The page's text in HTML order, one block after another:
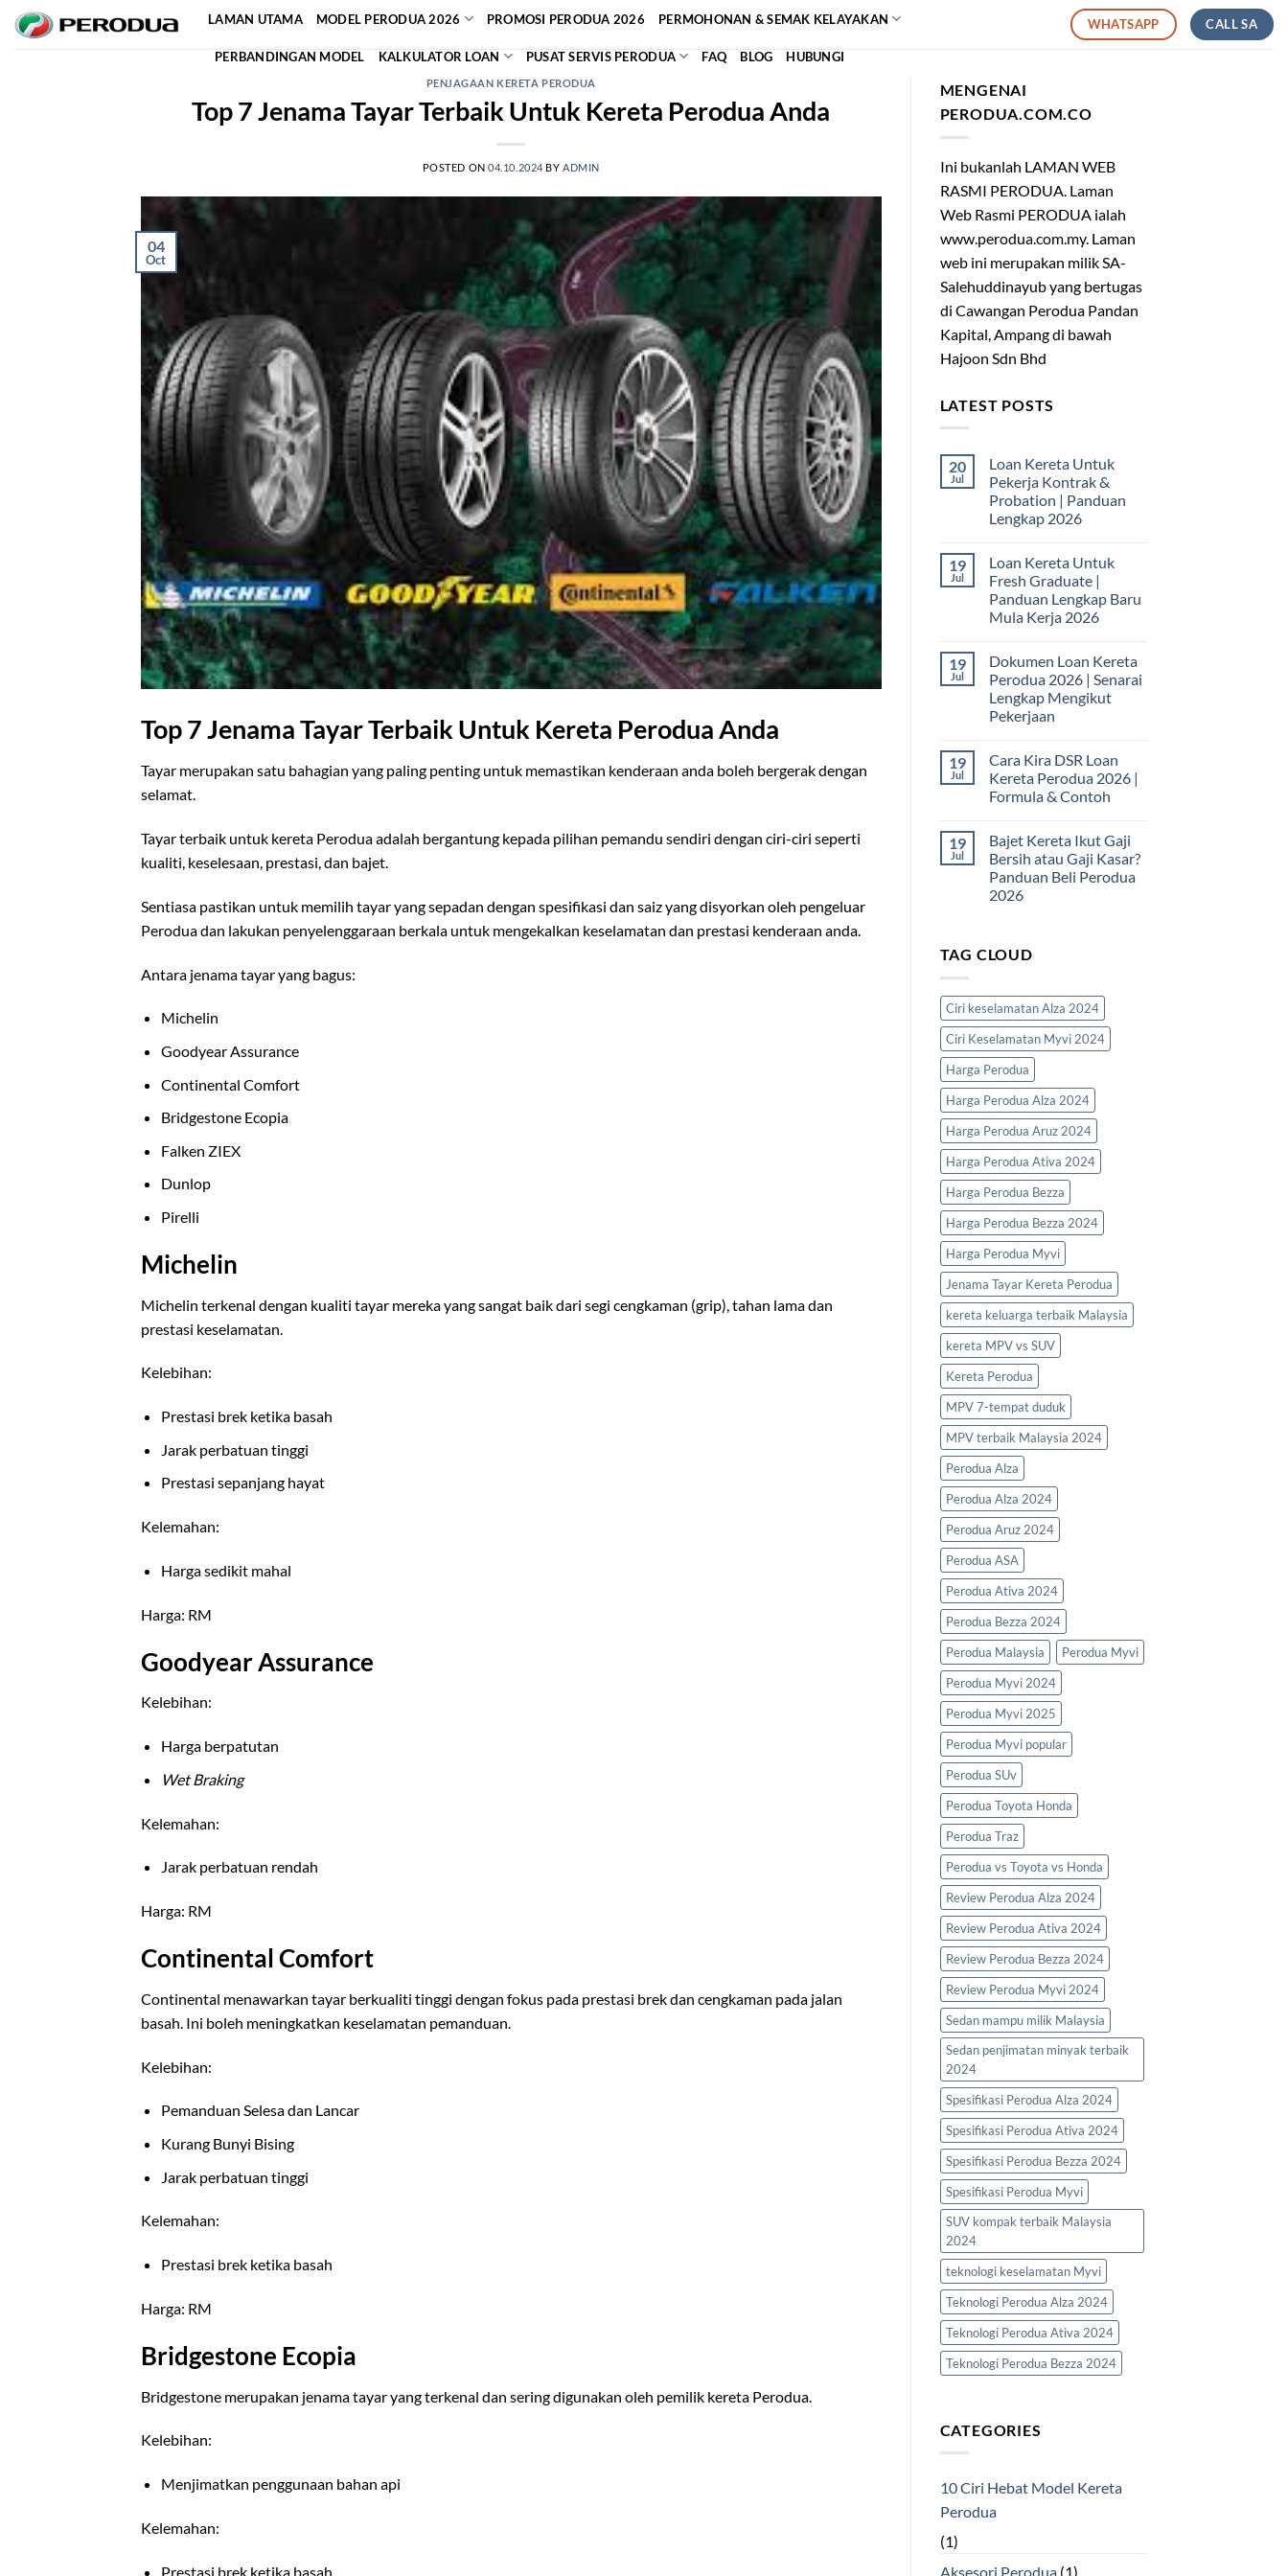
Skip
LAMAN UTAMA MODEL PERODUA 2026 PROMOSI PERODUA 2026 PERMOHONAN & SEMAK KELAYAKAN
PERBANDINGAN MODEL KALKULATOR LOAN PUSAT SERVIS PERODUA FAQ BLOG HUBUNGI
WHATSAPP CALL SA
PENJAGAAN KERETA PERODUA
Top 7 Jenama Tayar Terbaik Untuk Kereta Perodua Anda
POSTED ON04.10.2024 BY ADMIN
04
Oct
Top 7 Jenama Tayar Terbaik Untuk Kereta Perodua Anda
Tayar merupakan satu bahagian yang paling penting untuk memastikan kenderaan anda boleh bergerak dengan
selamat.
Tayar terbaik untuk kereta Perodua adalah bergantung kepada pilihan pemandu sendiri dengan ciri-ciri seperti
kualiti, keselesaan, prestasi, dan bajet.
Sentiasa pastikan untuk memilih tayar yang sepadan dengan spesifikasi dan saiz yang disyorkan oleh pengeluar
Perodua dan lakukan penyelenggaraan berkala untuk mengekalkan keselamatan dan prestasi kenderaan anda.
Antara jenama tayar yang bagus:
Michelin
Goodyear Assurance
Continental Comfort
Bridgestone Ecopia
Falken ZIEX
Dunlop
Pirelli
Michelin
Michelin terkenal dengan kualiti tayar mereka yang sangat baik dari segi cengkaman (grip), tahan lama dan
prestasi keselamatan.
Kelebihan:
Prestasi brek ketika basah
Jarak perbatuan tinggi
Prestasi sepanjang hayat
Kelemahan:
Harga sedikit mahal
Harga: RM
Goodyear Assurance
Kelebihan:
Harga berpatutan
Wet Braking
Kelemahan:
Jarak perbatuan rendah
Harga: RM
Continental Comfort
Continental menawarkan tayar berkualiti tinggi dengan fokus pada prestasi brek dan cengkaman pada jalan
basah. Ini boleh meningkatkan keselamatan pemanduan.
Kelebihan:
Pemanduan Selesa dan Lancar
Kurang Bunyi Bising
Jarak perbatuan tinggi
Kelemahan:
Prestasi brek ketika basah
Harga: RM
Bridgestone Ecopia
Bridgestone merupakan jenama tayar yang terkenal dan sering digunakan oleh pemilik kereta Perodua.
Kelebihan:
Menjimatkan penggunaan bahan api
Kelemahan:
Prestasi brek ketika basah
MENGENAI
PERODUA.COM.CO
Ini bukanlah LAMAN WEB
RASMI PERODUA. Laman
Web Rasmi PERODUA ialah
www.perodua.com.my. Laman
web ini merupakan milik SA-
Salehuddinayub yang bertugas
di Cawangan Perodua Pandan
Kapital, Ampang di bawah
Hajoon Sdn Bhd
LATEST POSTS
20
Jul
Loan Kereta Untuk
Pekerja Kontrak &
Probation | Panduan
Lengkap 2026
on
Loan
Kereta
Untuk
Pekerja
Kontrak
Panduan
Lengkap
2026
19
Jul
Loan Kereta Untuk
Fresh Graduate |
Panduan Lengkap Baru
Mula Kerja 2026
on
Loan
Kereta
Untuk
Fresh
Graduate
Lengkap
Baru
Mula
Kerja
19
Jul
Dokumen Loan Kereta
Perodua 2026 | Senarai
Lengkap Mengikut
Pekerjaan
on
Dokumen
Loan
Kereta
Senarai
Lengkap
Mengikut
Pekerjaan
19
Jul
Cara Kira DSR Loan
Kereta Perodua 2026 |
Formula & Contoh
on
Cara
Kira
DSR
Loan
Kereta
Formula
19
Jul
Bajet Kereta Ikut Gaji
Bersih atau Gaji Kasar?
Panduan Beli Perodua
2026
Bajet
Kereta
Bersih
atau
Gaji
Kasar?
Panduan
Beli
Perodua
2026
TAG CLOUD
Ciri keselamatan Alza 2024
Ciri Keselamatan Myvi 2024
Harga Perodua
Harga Perodua Alza 2024
Harga Perodua Aruz 2024
Harga Perodua Ativa 2024
Harga Perodua Bezza
Harga Perodua Bezza 2024
Harga Perodua Myvi
Jenama Tayar Kereta Perodua
kereta keluarga terbaik Malaysia
kereta MPV vs SUV
Kereta Perodua
MPV 7-tempat duduk
MPV terbaik Malaysia 2024
Perodua Alza
Perodua Alza 2024
Perodua Aruz 2024
Perodua ASA
Perodua Ativa 2024
Perodua Bezza 2024
Perodua Malaysia
Perodua Myvi
Perodua Myvi 2024
Perodua Myvi 2025
Perodua Myvi popular
Perodua SUv
Perodua Toyota Honda
Perodua Traz
Perodua vs Toyota vs Honda
Review Perodua Alza 2024
Review Perodua Ativa 2024
Review Perodua Bezza 2024
Review Perodua Myvi 2024
Sedan mampu milik Malaysia
Sedan penjimatan minyak terbaik
2024
Spesifikasi Perodua Alza 2024
Spesifikasi Perodua Ativa 2024
Spesifikasi Perodua Bezza 2024
Spesifikasi Perodua Myvi
SUV kompak terbaik Malaysia
2024
teknologi keselamatan Myvi
Teknologi Perodua Alza 2024
Teknologi Perodua Ativa 2024
Teknologi Perodua Bezza 2024
CATEGORIES
10 Ciri Hebat Model Kereta
Perodua
(1)
Aksesori Perodua(1)